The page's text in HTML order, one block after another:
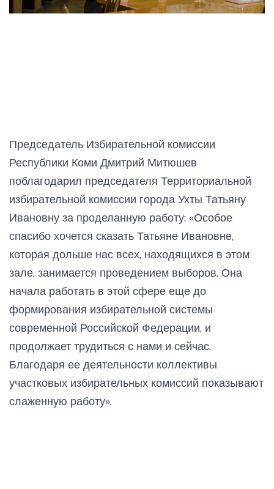
Председатель Избирательной комиссии
Республики Коми Дмитрий Митюшев
поблагодарил председателя Территориальной
избирательной комиссии города Ухты Татьяну
Ивановну за проделанную работу: «Особое
спасибо хочется сказать Татьяне Ивановне,
которая дольше нас всех, находящихся в этом
зале, занимается проведением выборов. Она
начала работать в этой сфере еще до
формирования избирательной системы
современной Российской Федерации, и
продолжает трудиться с нами и сейчас.
Благодаря ее деятельности коллективы
участковых избирательных комиссий показывают
слаженную работу».